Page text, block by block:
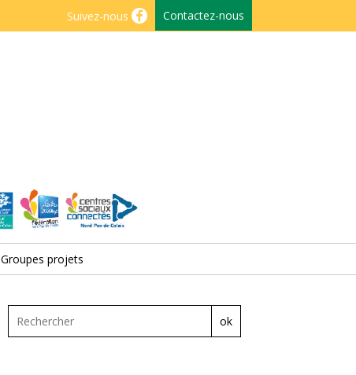
Suivez-nous Contactez-nous
Groupes projets
ok